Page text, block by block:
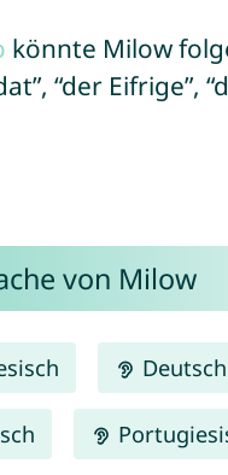
könnte Milow
“der Eifrige”,
von Milow
Deutsch